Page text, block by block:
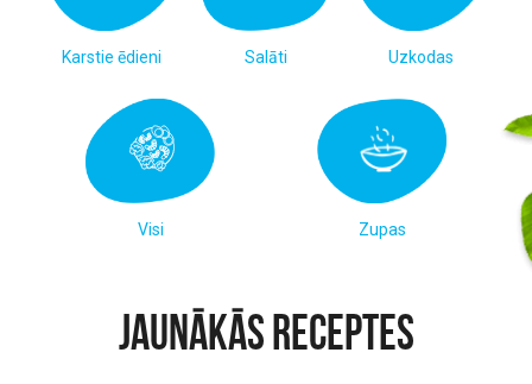
Karstie ēdieni Salāti Uzkodas
Visi Zupas
Jaunākās receptes